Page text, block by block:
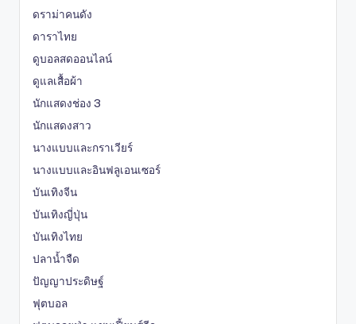
ดราม่าคนดัง
ดาราไทย
ดูบอลสดออนไลน์
ดูแลเสื้อผ้า
นักแสดงช่อง 3
นักแสดงสาว
นางแบบและกราเวียร์
นางแบบและอินฟลูเอนเซอร์
บันเทิงจีน
บันเทิงญี่ปุ่น
บันเทิงไทย
ปลาน้ำจืด
ปัญญาประดิษฐ์
ฟุตบอล